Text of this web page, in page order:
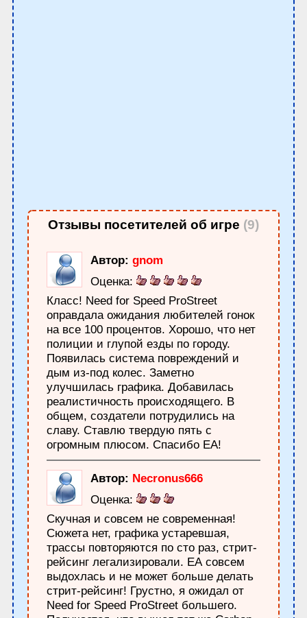
Отзывы посетителей об игре (9)
Автор: gnom
Оценка:
Класс! Need for Speed ProStreet
оправдала ожидания любителей гонок
на все 100 процентов. Хорошо, что нет
полиции и глупой езды по городу.
Появилась система повреждений и
дым из-под колес. Заметно
улучшилась графика. Добавилась
реалистичность происходящего. В
общем, создатели потрудились на
славу. Ставлю твердую пять с
огромным плюсом. Спасибо ЕА!
Автор: Necronus666
Оценка:
Скучная и совсем не современная!
Сюжета нет, графика устаревшая,
трассы повторяются по сто раз, стрит-
рейсинг легализировали. ЕА совсем
выдохлась и не может больше делать
стрит-рейсинг! Грустно, я ожидал от
Need for Speed ProStreet большего.